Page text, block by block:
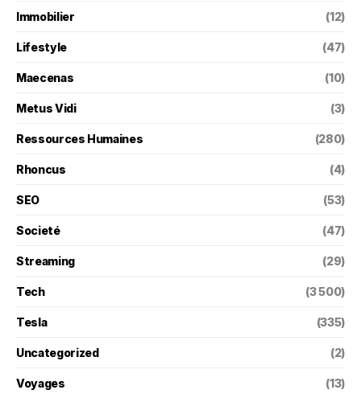
Immobilier (12)
Lifestyle (47)
Maecenas (10)
Metus Vidi (3)
Ressources Humaines (280)
Rhoncus (4)
SEO (53)
Societé (47)
Streaming (29)
Tech (3 500)
Tesla (335)
Uncategorized (2)
Voyages (13)